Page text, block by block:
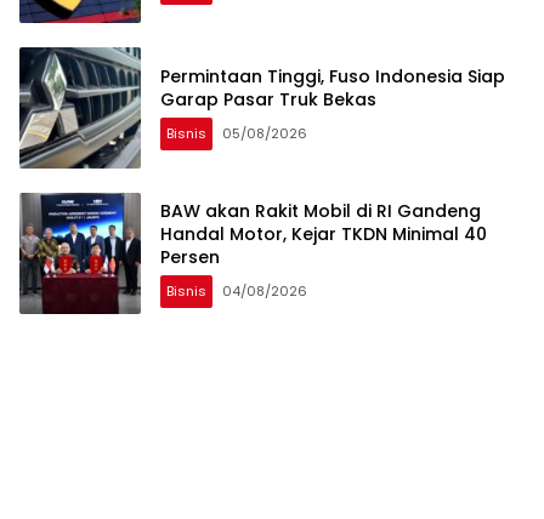
Permintaan Tinggi, Fuso Indonesia Siap
Garap Pasar Truk Bekas
Bisnis 05/08/2026
BAW akan Rakit Mobil di RI Gandeng
Handal Motor, Kejar TKDN Minimal 40
Persen
Bisnis 04/08/2026